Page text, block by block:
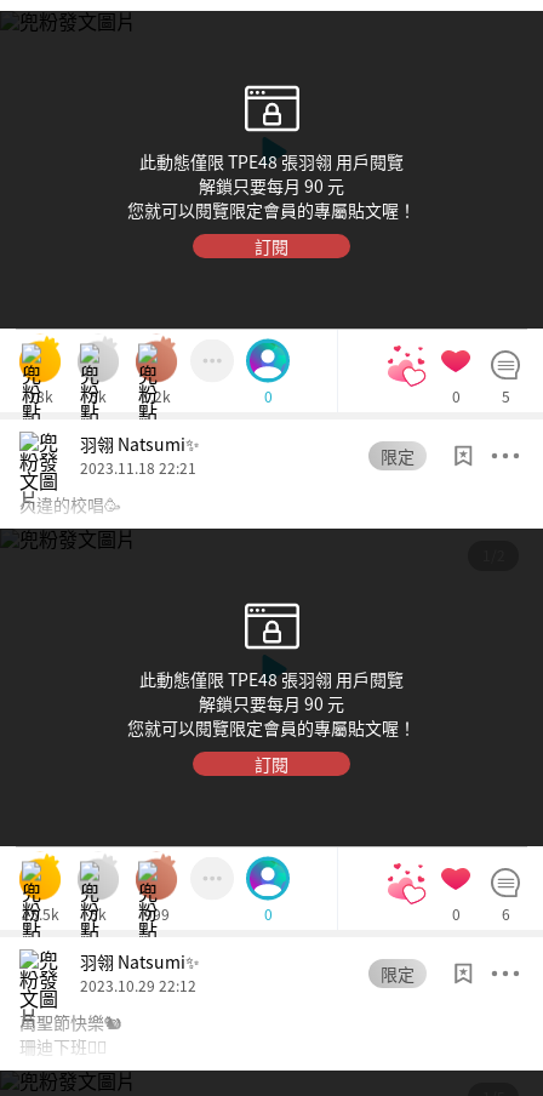
此動態僅限 TPE48 張羽翎 用戶閱覽
解鎖只要每月 90 元
您就可以閱覽限定會員的專屬貼文喔！
訂閱
18k 5k 1.2k 0 0 5
羽翎 Natsumi✨
2023.11.18 22:21
限定
久違的校唱🥳
此動態僅限 TPE48 張羽翎 用戶閱覽
解鎖只要每月 90 元
您就可以閱覽限定會員的專屬貼文喔！
訂閱
25.5k 5k 999 0 0 6
羽翎 Natsumi✨
2023.10.29 22:12
限定
萬聖節快樂🐿️
珊迪下班✌🏻